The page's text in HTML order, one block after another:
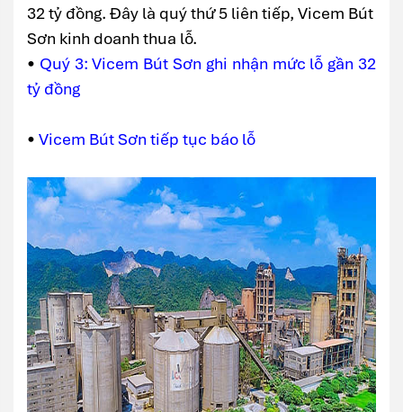
32 tỷ đồng. Đây là quý thứ 5 liên tiếp, Vicem Bút
Sơn kinh doanh thua lỗ.
• Quý 3: Vicem Bút Sơn ghi nhận mức lỗ gần 32
tỷ đồng
• Vicem Bút Sơn tiếp tục báo lỗ